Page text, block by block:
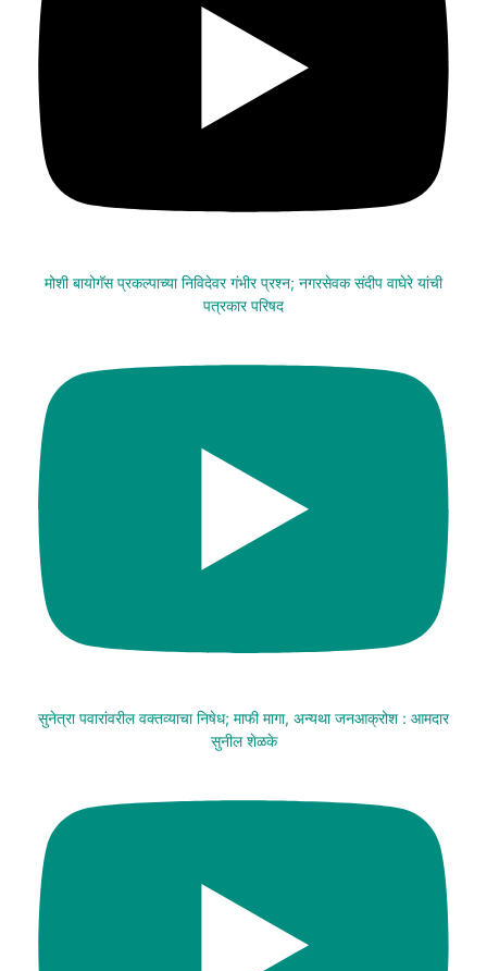
मोशी बायोगॅस प्रकल्पाच्या निविदेवर गंभीर प्रश्न; नगरसेवक संदीप वाघेरे यांची
पत्रकार परिषद
सुनेत्रा पवारांवरील वक्तव्याचा निषेध; माफी मागा, अन्यथा जनआक्रोश : आमदार
सुनील शेळके